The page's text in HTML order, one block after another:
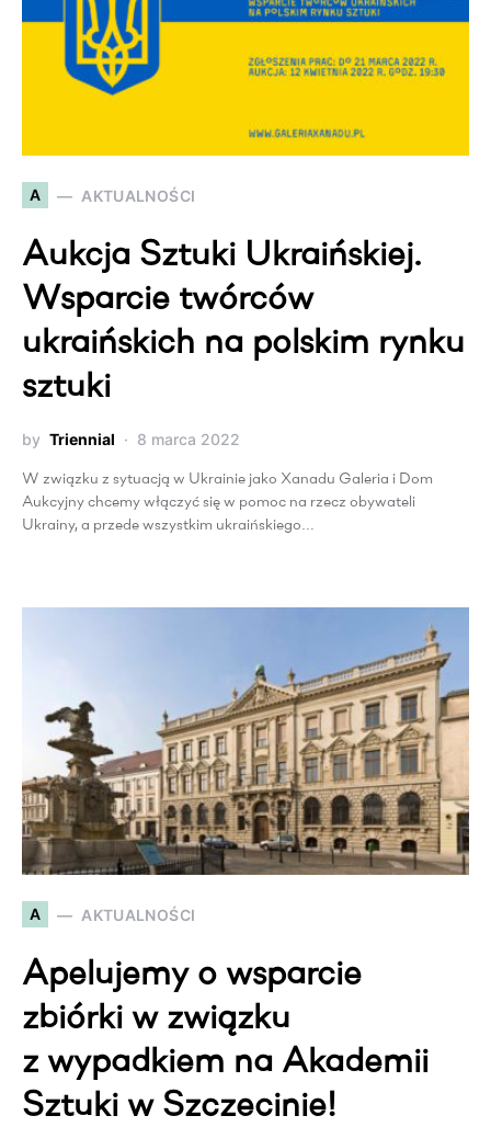
A AKTUALNOŚCI
Aukcja Sztuki Ukraińskiej.
Wsparcie twórców
ukraińskich na polskim rynku
sztuki
by Triennial 8 marca 2022
W związku z sytuacją w Ukrainie jako Xanadu Galeria i Dom
Aukcyjny chcemy włączyć się w pomoc na rzecz obywateli
Ukrainy, a przede wszystkim ukraińskiego…
A AKTUALNOŚCI
Apelujemy o wsparcie
zbiórki w związku
z wypadkiem na Akademii
Sztuki w Szczecinie!